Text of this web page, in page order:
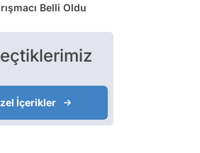
Belli Oldu
İçerikler